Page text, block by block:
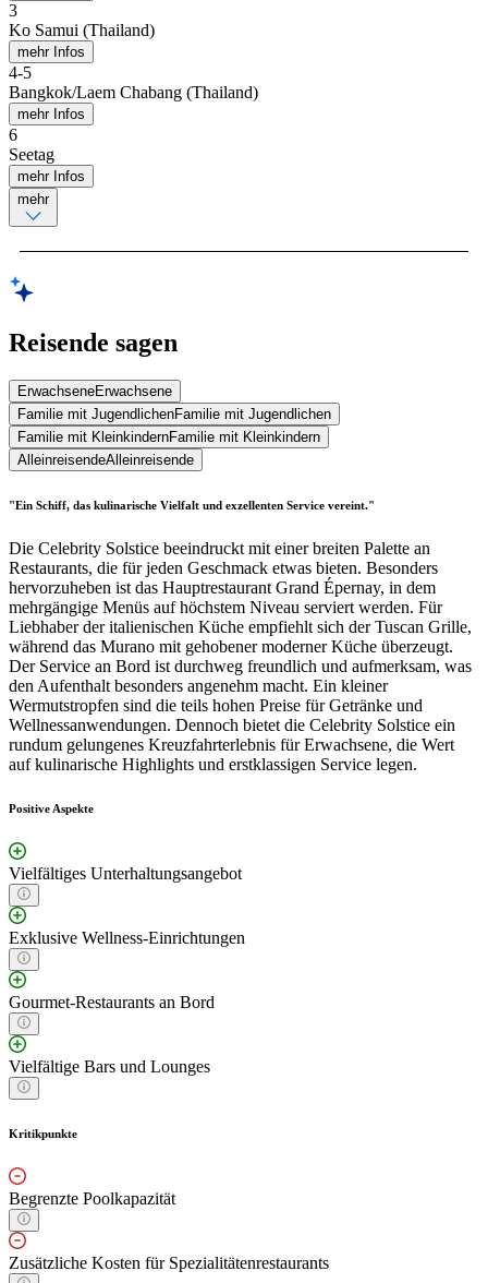
3
Ko Samui (Thailand)
mehr Infos
4-5
Bangkok/Laem Chabang (Thailand)
mehr Infos
6
Seetag
mehr Infos
mehr
Reisende sagen
ErwachseneErwachsene
Familie mit JugendlichenFamilie mit Jugendlichen
Familie mit KleinkindernFamilie mit Kleinkindern
AlleinreisendeAlleinreisende
"Ein Schiff, das kulinarische Vielfalt und exzellenten Service vereint."
Die Celebrity Solstice beeindruckt mit einer breiten Palette an
Restaurants, die für jeden Geschmack etwas bieten. Besonders
hervorzuheben ist das Hauptrestaurant Grand Épernay, in dem
mehrgängige Menüs auf höchstem Niveau serviert werden. Für
Liebhaber der italienischen Küche empfiehlt sich der Tuscan Grille,
während das Murano mit gehobener moderner Küche überzeugt.
Der Service an Bord ist durchweg freundlich und aufmerksam, was
den Aufenthalt besonders angenehm macht. Ein kleiner
Wermutstropfen sind die teils hohen Preise für Getränke und
Wellnessanwendungen. Dennoch bietet die Celebrity Solstice ein
rundum gelungenes Kreuzfahrterlebnis für Erwachsene, die Wert
auf kulinarische Highlights und erstklassigen Service legen.
Positive Aspekte
Vielfältiges Unterhaltungsangebot
Exklusive Wellness-Einrichtungen
Gourmet-Restaurants an Bord
Vielfältige Bars und Lounges
Kritikpunkte
Begrenzte Poolkapazität
Zusätzliche Kosten für Spezialitätenrestaurants